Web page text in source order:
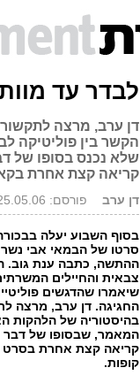
לבדר עד
דן ערב, מרצה
הקשר בין פוליטיקה
שלא נכנס בסופו של
קריאה קצת אחרת
דן ערב פורסם: 25.05.06, 13:11
בסוף השבוע יעלה
סרטו של הבמאי אבי
ההתשה, כתבה ענת גוב.
צבאית והחיילים
שיאמרו שהדגשים
החגיגה. דן ערב, מרצה
בהיסטוריה של הלהקות
המאמר, שבסופו של דבר
קריאה קצת אחרת בסרט
קופות.